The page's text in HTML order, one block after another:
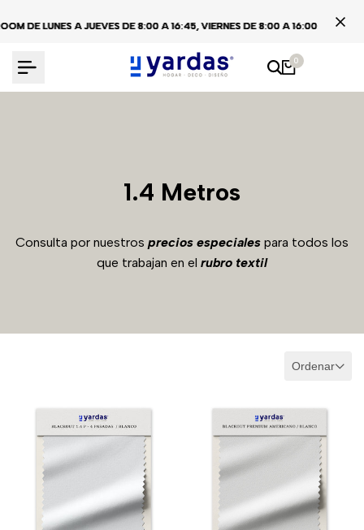
al DE LUNES A JUEVES DE 8:00 A 16:45, VIERNES DE 8:00 A 16:00
DE LUNES A JUEVES DE 8:00 A 16:45, VIERNES DE 8:00 A 16:00
DE LUNES A JUEVES DE 8:00 A 16:45, VIERNES DE 8:00 A 16:00
0
1.4 Metros
Consulta por nuestros precios especiales para todos los
que trabajan en el rubro textil
Ordenar